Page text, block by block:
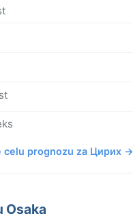
celu prognozu za Цирих →
Osaka